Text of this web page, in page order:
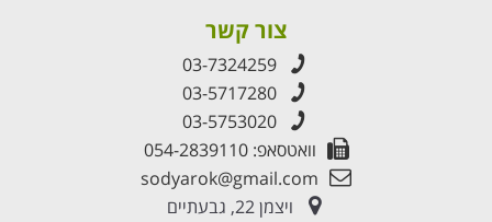
צור קשר
03-7324259
03-5717280
03-5753020
וואטסאפ: 054-2839110
sodyarok@gmail.com
ויצמן 22, גבעתיים